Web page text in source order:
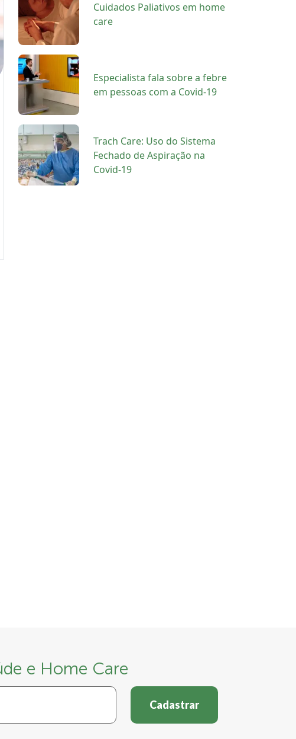
Cuidados Paliativos em home
care
Especialista fala sobre a febre
em pessoas com a Covid-19
Trach Care: Uso do Sistema
Fechado de Aspiração na
Covid-19
e Home Care
Cadastrar